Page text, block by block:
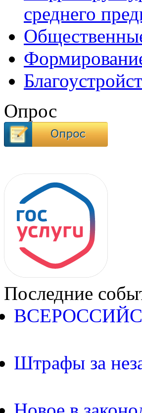
среднего
Опрос
Последние
Штрафы за